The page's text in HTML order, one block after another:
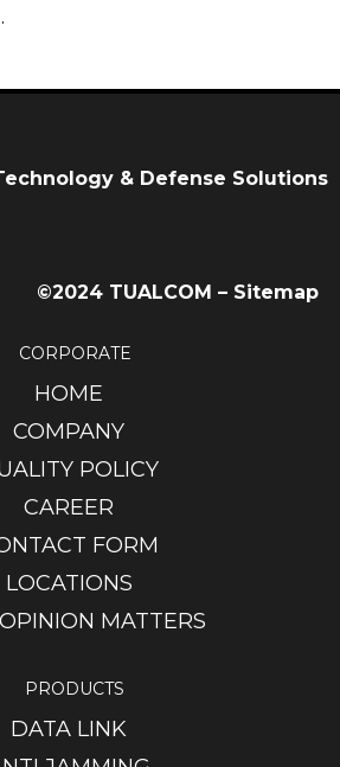
& Defense Solutions
©2024 TUALCOM – Sitemap
CORPORATE
HOME
COMPANY
POLICY
CAREER
FORM
LOCATIONS
MATTERS
PRODUCTS
DATA LINK